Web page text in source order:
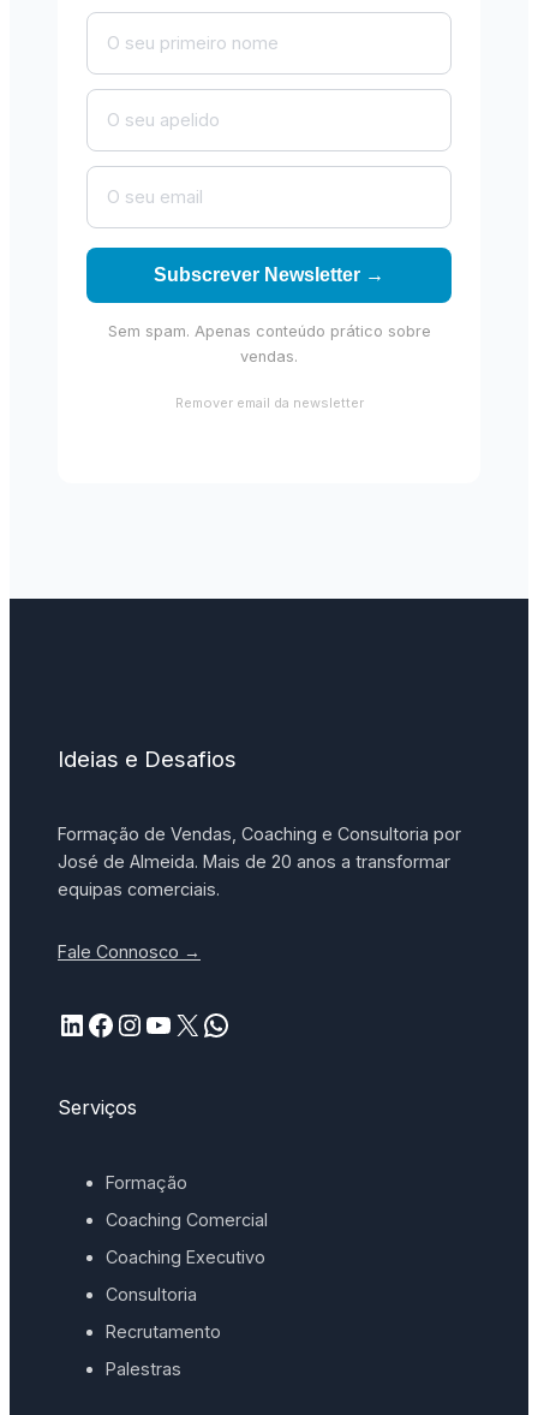
Subscrever Newsletter →
Sem spam. Apenas conteúdo prático sobre
vendas.
Remover email da newsletter
Ideias e Desafios
Formação de Vendas, Coaching e Consultoria por
José de Almeida. Mais de 20 anos a transformar
equipas comerciais.
Fale Connosco →
LinkedIn Facebook InstagramYouTube X WhatsApp
Serviços
Formação
Coaching Comercial
Coaching Executivo
Consultoria
Recrutamento
Palestras